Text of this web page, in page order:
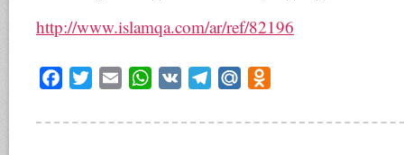
http://www.islamqa.com/ar/ref/82196
Facebook
Twitter Email WhatsApp
VK TelegramMail.Ru